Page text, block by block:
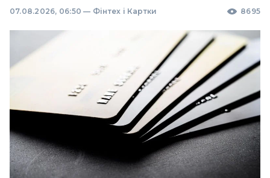
07.08.2026, 06:50 — Фінтех і Картки 8695